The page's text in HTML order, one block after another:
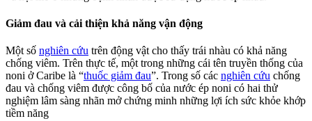
Giảm đau và cải thiện khả năng vận động
Một số nghiên cứu trên động vật cho thấy trái nhàu có khả năng
chống viêm. Trên thực tế, một trong những cái tên truyền thống của
noni ở Caribe là “thuốc giảm đau”. Trong số các nghiên cứu chống
đau và chống viêm được công bố của nước ép noni có hai thử
nghiệm lâm sàng nhãn mở chứng minh những lợi ích sức khỏe khớp
tiềm năng